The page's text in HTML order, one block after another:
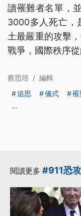
讀罹難者名單，
3000多人死亡，
土最嚴重的攻擊
戰爭，國際秩序
蔡思培 / 編輯
追思
儀式 罹
...
閱讀更多 #911恐攻